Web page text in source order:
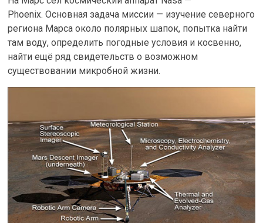
Phoenix. Основная задача миссии — изучение северного
региона Марса около полярных шапок, попытка найти
там воду, определить погодные условия и косвенно,
найти ещё ряд свидетельств о возможном
существовании микробной жизни.